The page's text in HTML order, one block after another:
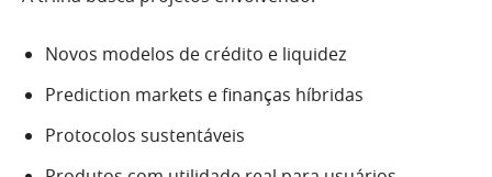
Novos modelos de crédito e liquidez
Prediction markets e finanças híbridas
Protocolos sustentáveis